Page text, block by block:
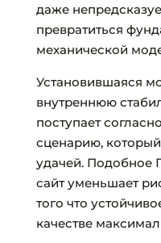
даже
превратиться
механической
Установившаяся
внутреннюю
поступает
сценарию,
удачей. Подобное
сайт уменьшает
того что
качестве